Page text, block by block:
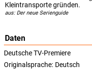
Kleintransporte gründen.
aus: Der neue Serienguide
Daten
Deutsche TV-Premiere
Originalsprache: Deutsch